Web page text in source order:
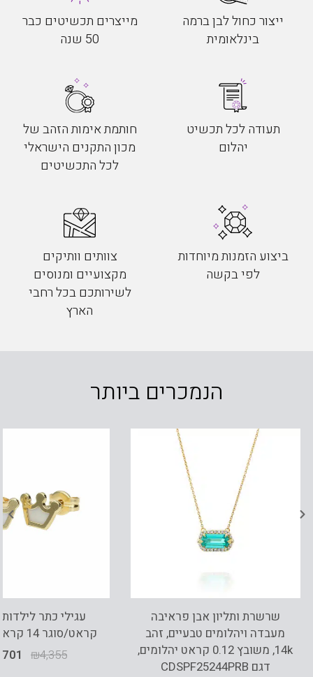
ייצור כחול לבן ברמה
בינלאומית
מייצרים תכשיטים כבר
50 שנה
תעודה לכל תכשיט
יהלום
חותמת אימות הזהב של
מכון התקנים הישראלי
לכל התכשיטים
ביצוע הזמנות מיוחדות
לפי בקשה
צוותים וותיקים
מקצועיים ומנוסים
לשירותכם בכל רחבי
הארץ
הנמכרים ביותר
שרשרת ותליון אבן פראיבה
מעבדה ויהלומים טבעיים, זהב
14k, משובץ 0.12 קראט יהלומים,
דגם CDSPF25244PRB
קראט/סוגר 14 קראט, E31410
₪4,355